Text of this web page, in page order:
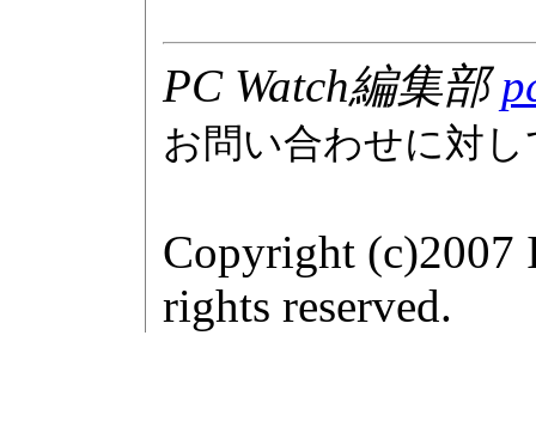
PC Watch編集部
お問い合わせに対
Copyright (c)2007
rights reserved.